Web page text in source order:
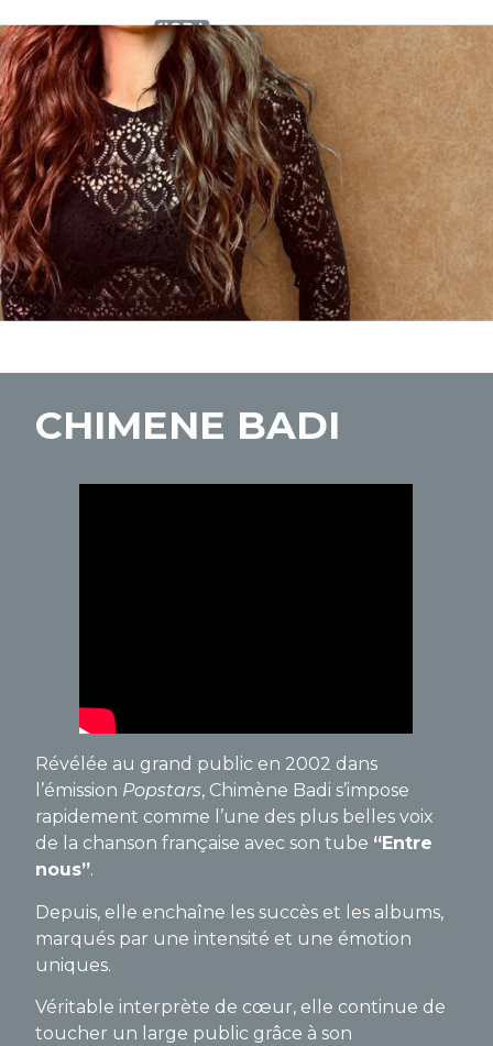
CHIMENE BADI
Révélée au grand public en 2002 dans
l’émission Popstars, Chimène Badi s’impose
rapidement comme l’une des plus belles voix
de la chanson française avec son tube “Entre
nous”.
Depuis, elle enchaîne les succès et les albums,
marqués par une intensité et une émotion
uniques.
Véritable interprète de cœur, elle continue de
toucher un large public grâce à son